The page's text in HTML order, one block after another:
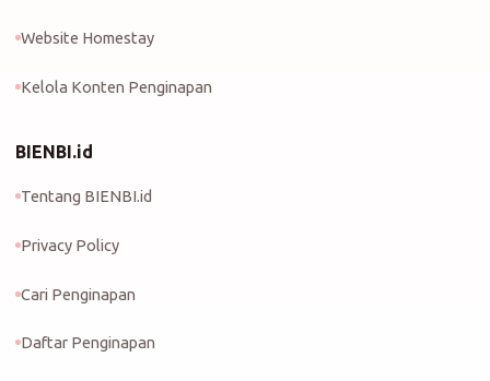
Website Homestay
Kelola Konten Penginapan
BIENBI.id
Tentang BIENBI.id
Privacy Policy
Cari Penginapan
Daftar Penginapan